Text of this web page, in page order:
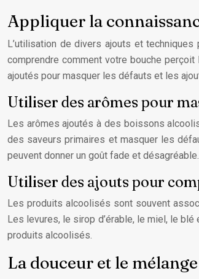
Appliquer la
L’utilisation de divers ajouts et
comprendre comment votre bouche
ajoutés pour masquer les défauts et les
Utiliser des arômes pour
Les arômes ajoutés à des boissons
des saveurs primaires et masquer les
peuvent donner un goût fade et désagréable.
Utiliser des ajouts pour
Les produits alcoolisés sont souvent
Les levures, le sirop d’érable, le miel, le
produits alcoolisés.
La douceur et le mélange